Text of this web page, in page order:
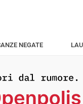
NEGATE